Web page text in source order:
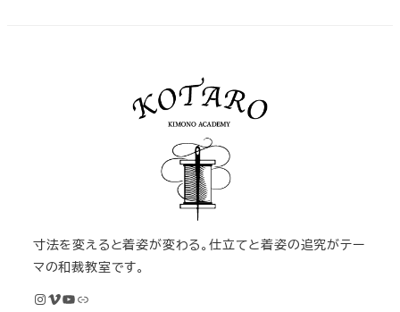
寸法を変えると着姿が変わる。仕立てと着姿の追究がテー
マの和裁教室です。
InstagramVimeo YouTube M KIMONOオンライン和裁教室